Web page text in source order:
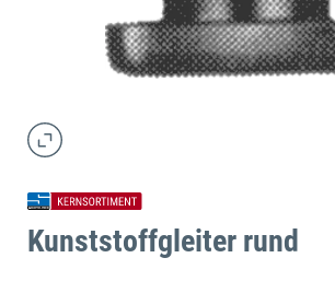
Kunststoffgleiter rund